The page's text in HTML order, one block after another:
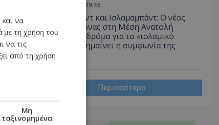
07.08.2026 - 19:45
Άγκυρα, Ριάντ και Ισλαμαμπάντ: Ο νέος
ισχυρός άξονας στη Μέση Ανατολή
ανοίγει τον δρόμο για το «ισλαμικό
ΝΑΤΟ», τι σημαίνει η συμφωνία της
Μέκκας
Περισσότερα
και να
με τη χρήση του
να τις
από τη χρήση
Μη
ταξινομημένα